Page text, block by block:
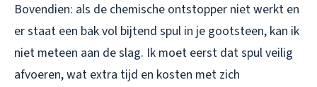
Bovendien: als de chemische ontstopper niet werkt en
er staat een bak vol bijtend spul in je gootsteen, kan ik
niet meteen aan de slag. Ik moet eerst dat spul veilig
afvoeren, wat extra tijd en kosten met zich